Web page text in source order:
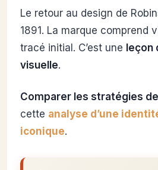
Le retour au design de
1891. La marque comprend
tracé initial. C’est une leçon
visuelle.
Comparer les stratégies
cette analyse d’une
iconique.